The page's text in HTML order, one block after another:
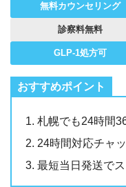
無料カウンセリング
診察料無料
GLP-1処方可
札幌でも24時間
24時間対応チャ
最短当日発送で